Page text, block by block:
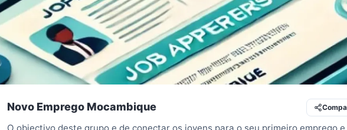
Novo Emprego Mocambique